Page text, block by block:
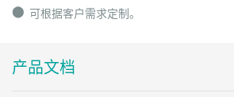
⬤ 可根据客户需求定制。
产品文档